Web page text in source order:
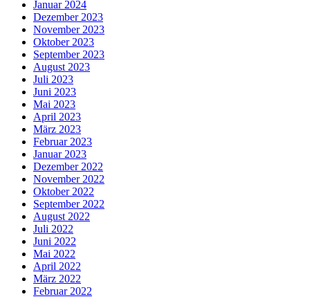
Januar 2024
Dezember 2023
November 2023
Oktober 2023
September 2023
August 2023
Juli 2023
Juni 2023
Mai 2023
April 2023
März 2023
Februar 2023
Januar 2023
Dezember 2022
November 2022
Oktober 2022
September 2022
August 2022
Juli 2022
Juni 2022
Mai 2022
April 2022
März 2022
Februar 2022